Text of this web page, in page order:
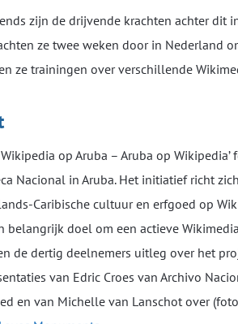
zijn de drijvende krachten achter dit
ze twee weken door in Nederland
ze trainingen over verschillende
op Aruba – Aruba op
Nacional in Aruba. Het initiatief richt
Caribische cultuur en erfgoed op
belangrijk doel om een actieve
de dertig deelnemers uitleg over het
van Edric Croes van Archivo
en van Michelle van Lanschot over